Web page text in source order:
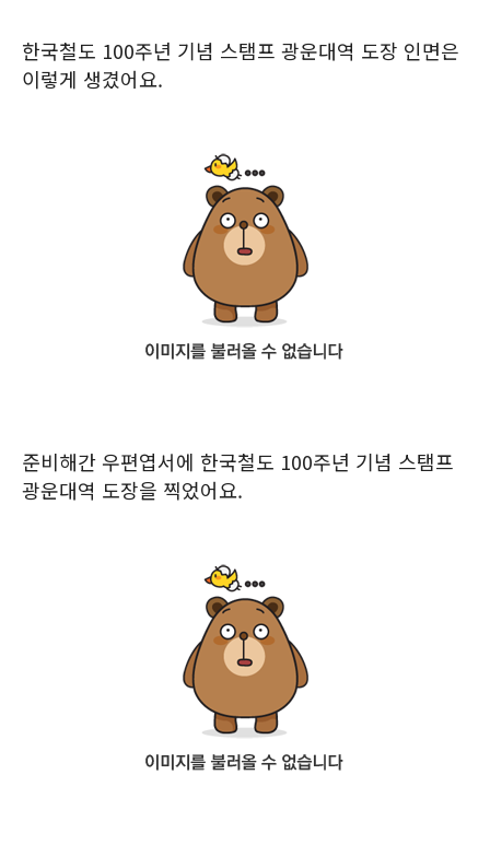
한국철도 100주년 기념 스탬프 광운대역 도장 인면은
이렇게 생겼어요.
준비해간 우편엽서에 한국철도 100주년 기념 스탬프
광운대역 도장을 찍었어요.